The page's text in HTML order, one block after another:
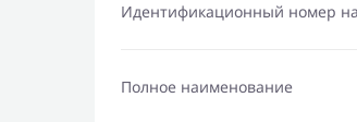
Идентификационный номер
Полное наименование